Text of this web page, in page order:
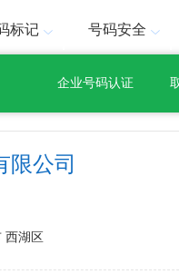
标记 号码安全
企业号码认证
限公司
西湖区